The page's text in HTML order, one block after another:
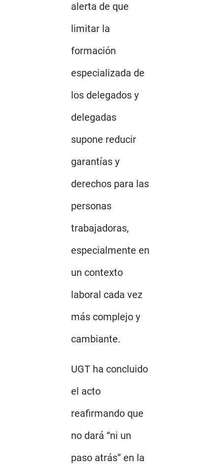
alerta de que
limitar la
formación
especializada de
los delegados y
delegadas
supone reducir
garantías y
derechos para las
personas
trabajadoras,
especialmente en
un contexto
laboral cada vez
más complejo y
cambiante.
UGT ha concluido
el acto
reafirmando que
no dará “ni un
paso atrás” en la